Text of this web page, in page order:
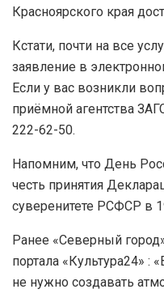
Красноярского края
Кстати, почти на все
заявление в
Если у вас возникли
приёмной агентства
222-62-50.
Напомним, что День
честь принятия
суверенитете РСФСР в
Ранее «Северный
портала «Культура24» :
не нужно создавать